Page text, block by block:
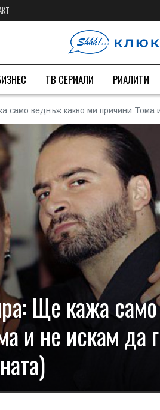
ТВ СЕРИАЛИ РИАЛИТИ
веднъж какво ми причини Тома
Ще кажа
и не искам да